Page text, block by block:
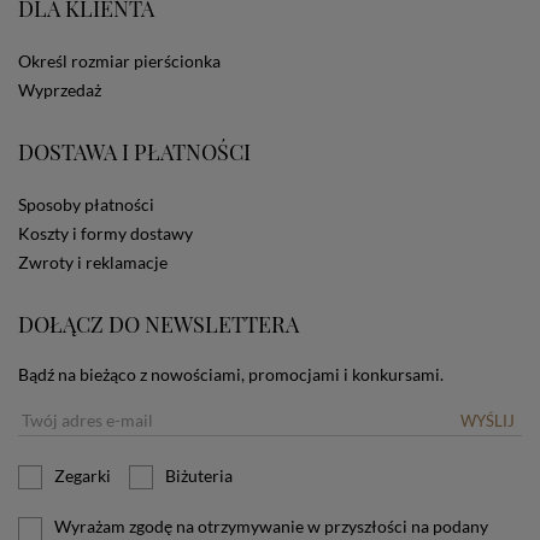
ze Sklepu bez zmiany ustawień w przeglądarce
zamieszczane w urządzeniu końcowym każdego
użytkownika. Jeżeli użytkownik nie wyraża zgody na
informacji o plikach cookies.
DLA KLIENTA
Określ rozmiar pierścionka
Wyprzedaż
DOSTAWA I PŁATNOŚCI
Sposoby płatności
Koszty i formy dostawy
Zwroty i reklamacje
DOŁĄCZ DO NEWSLETTERA
Bądź na bieżąco z nowościami, promocjami i konkursami.
WYŚLIJ
Zegarki Biżuteria
Wyrażam zgodę na otrzymywanie w przyszłości na podany